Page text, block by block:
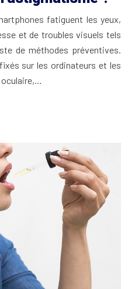
fatiguent les yeux,
et de troubles visuels tels
de méthodes préventives.
sur les ordinateurs et les
oculaire,…